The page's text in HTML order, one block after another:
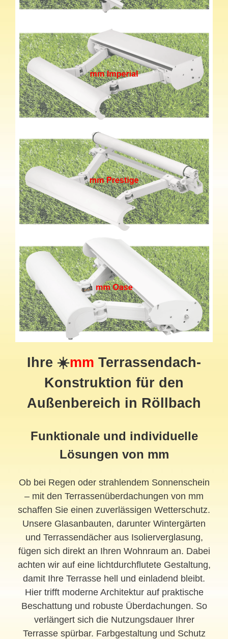
Ihre ☀️mm Terrassendach-
Konstruktion für den
Außenbereich in Röllbach
Funktionale und individuelle
Lösungen von mm
Ob bei Regen oder strahlendem Sonnenschein
– mit den Terrassenüberdachungen von mm
schaffen Sie einen zuverlässigen Wetterschutz.
Unsere Glasanbauten, darunter Wintergärten
und Terrassendächer aus Isolierverglasung,
fügen sich direkt an Ihren Wohnraum an. Dabei
achten wir auf eine lichtdurchflutete Gestaltung,
damit Ihre Terrasse hell und einladend bleibt.
Hier trifft moderne Architektur auf praktische
Beschattung und robuste Überdachungen. So
verlängert sich die Nutzungsdauer Ihrer
Terrasse spürbar. Farbgestaltung und Schutz